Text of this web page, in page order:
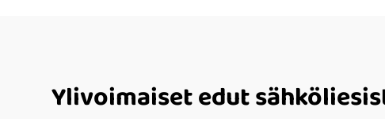
Ylivoimaiset edut